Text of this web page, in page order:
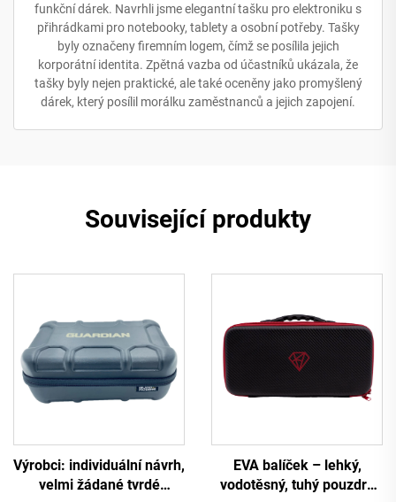
funkční dárek. Navrhli jsme elegantní tašku pro elektroniku s
přihrádkami pro notebooky, tablety a osobní potřeby. Tašky
byly označeny firemním logem, čímž se posílila jejich
korporátní identita. Zpětná vazba od účastníků ukázala, že
tašky byly nejen praktické, ale také oceněny jako promyšlený
dárek, který posílil morálku zaměstnanců a jejich zapojení.
Související produkty
Výrobci: individuální návrh,
velmi žádané tvrdé
EVA balíček – lehký,
vodotěsný, tuhý pouzdro